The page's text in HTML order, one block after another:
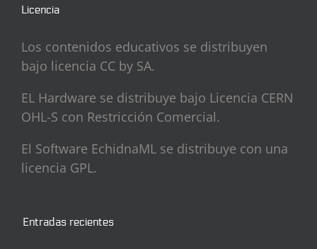
Licencia
Los contenidos educativos se distribuyen
bajo licencia CC by SA.
EL Hardware se distribuye bajo Licencia CERN
OHL-S con Restricción Comercial.
El Software EchidnaML se distribuye con una
licencia GPL.
Entradas recientes